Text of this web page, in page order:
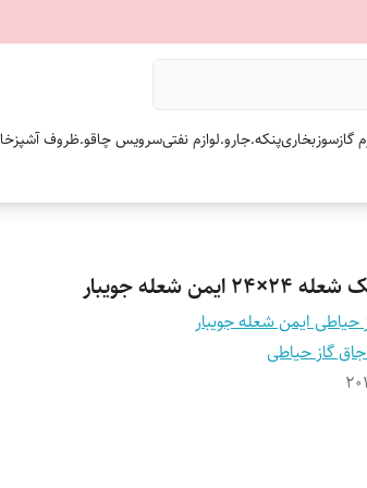
گازسوزبخاریپنکه.جارو.لوازم نفتیسرویس چاقو.ظروف
شعله جویبار
حیاطی ایمن شعله جویبار
گاز حیاطی
۲۰۱